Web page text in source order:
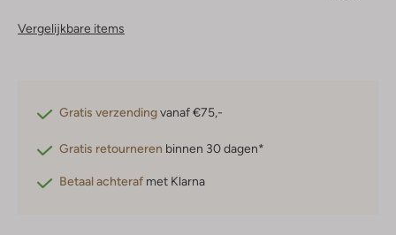
Vergelijkbare items
Gratis verzendingvanaf €75,-
Gratis retourneren binnen 30 dagen*
Betaal achteraf met Klarna